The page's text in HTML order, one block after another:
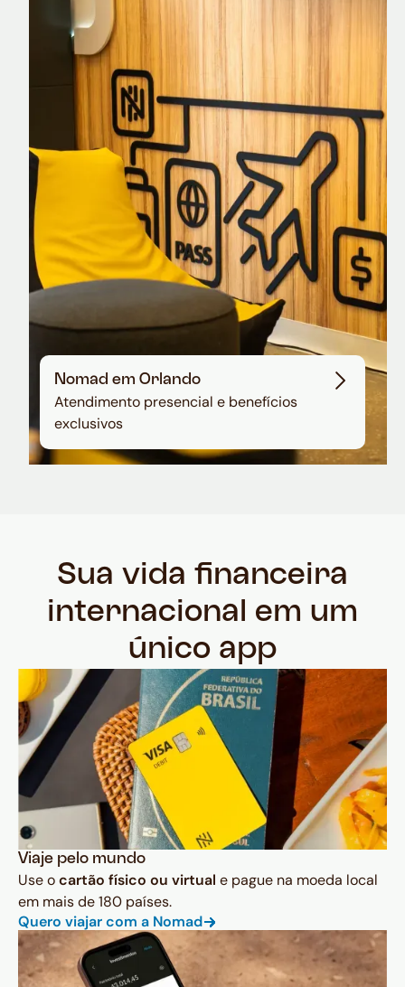
Nomad Explorer
Cartão de crédito brasileiro com cashback
em dólar
Nomad em Orlando
Atendimento presencial e benefícios
exclusivos
Sua vida financeira
internacional em um
único app
Viaje pelo mundo
Use ocartão físico ou virtual e pague na moeda local
em mais de 180 países.
Quero viajar com a Nomad